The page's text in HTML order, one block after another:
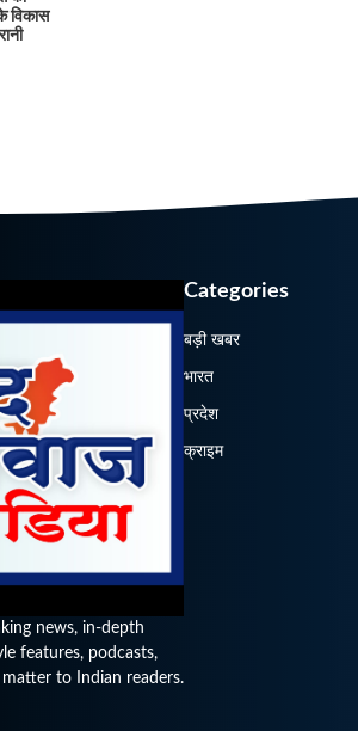
विकास
news, in-depth
features, podcasts,
to Indian readers.
Categories
बड़ी खबर
भारत
प्रदेश
क्राइम